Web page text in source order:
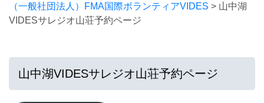
（一般社団法人）FMA国際ボランティアVIDES > 山中湖
VIDESサレジオ山荘予約ページ
山中湖VIDESサレジオ山荘予約ページ